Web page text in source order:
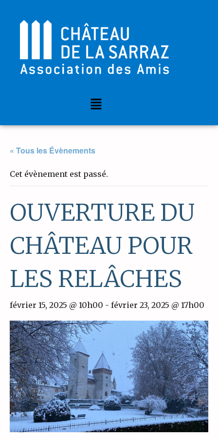
« Tous les Évènements
Cet évènement est passé.
OUVERTURE DU
CHÂTEAU POUR
LES RELÂCHES
février 15, 2025 @ 10h00 - février 23, 2025 @ 17h00